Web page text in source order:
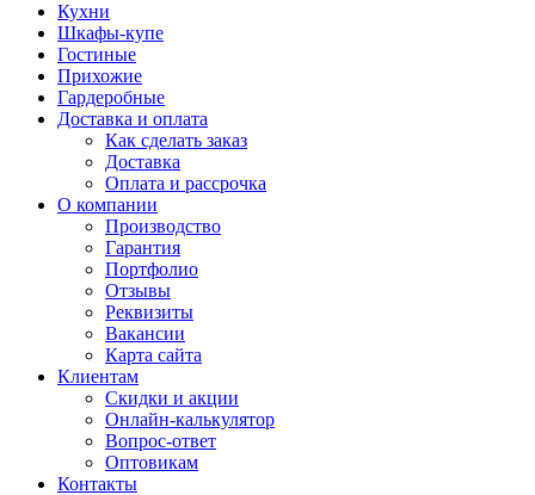
Кухни
Шкафы-купе
Гостиные
Прихожие
Гардеробные
Доставка и оплата
Как сделать заказ
Доставка
Оплата и рассрочка
О компании
Производство
Гарантия
Портфолио
Отзывы
Реквизиты
Вакансии
Карта сайта
Клиентам
Скидки и акции
Онлайн-калькулятор
Вопрос-ответ
Оптовикам
Контакты